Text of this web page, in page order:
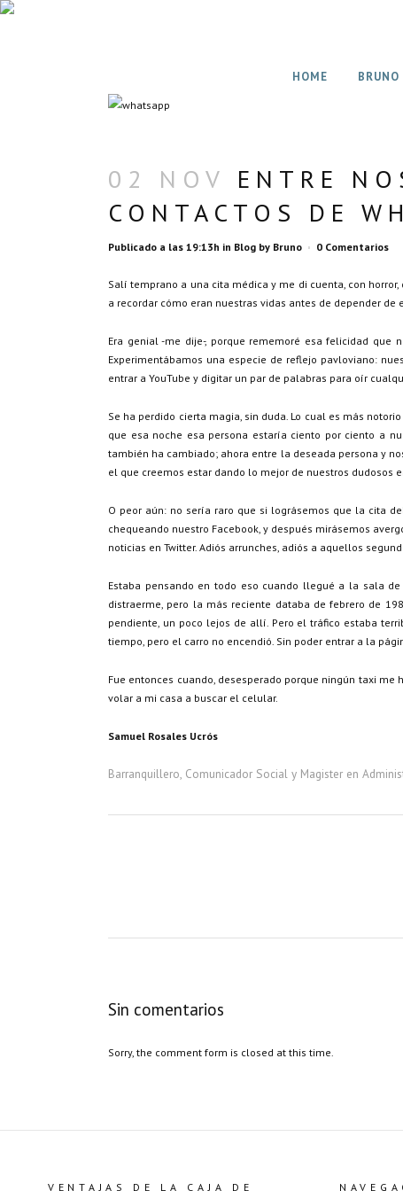
HOME BRUNO
02 NOV ENTRE
CONTACTOS DE
Publicado a las 19:13h in Blog by Bruno 0 Comentarios
Salí temprano a una cita médica y me di cuenta, con
a recordar cómo eran nuestras vidas antes de depender
Era genial -me dije-, porque rememoré esa felicidad
Experimentábamos una especie de reflejo pavloviano:
entrar a YouTube y digitar un par de palabras para oír
Se ha perdido cierta magia, sin duda. Lo cual es más
que esa noche esa persona estaría ciento por ciento a
también ha cambiado; ahora entre la deseada persona y
el que creemos estar dando lo mejor de nuestros dudosos
O peor aún: no sería raro que si lográsemos que la cita
chequeando nuestro Facebook, y después mirásemos
noticias en Twitter. Adiós arrunches, adiós a aquellos
Estaba pensando en todo eso cuando llegué a la sala
distraerme, pero la más reciente databa de febrero de
pendiente, un poco lejos de allí. Pero el tráfico estaba
tiempo, pero el carro no encendió. Sin poder entrar a la
Fue entonces cuando, desesperado porque ningún taxi
volar a mi casa a buscar el celular.
Samuel Rosales Ucrós
Barranquillero, Comunicador Social y Magister en
Sin comentarios
Sorry, the comment form is closed at this time.
VENTAJAS DE LA CAJA DE